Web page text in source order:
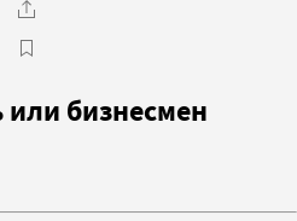
бизнесмен